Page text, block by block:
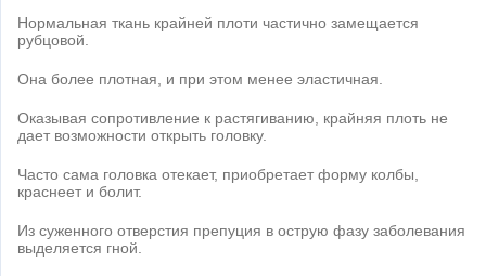
Нормальная ткань крайней плоти частично замещается
рубцовой.
Она более плотная, и при этом менее эластичная.
Оказывая сопротивление к растягиванию, крайняя плоть не
дает возможности открыть головку.
Часто сама головка отекает, приобретает форму колбы,
краснеет и болит.
Из суженного отверстия препуция в острую фазу заболевания
выделяется гной.